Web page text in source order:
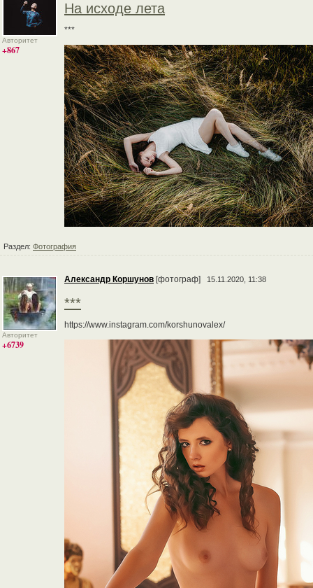
Авторитет
+867
На исходе лета
***
Раздел: Фотография
Авторитет
+6739
Александр Коршунов [фотограф] 15.11.2020, 11:38
***
https://www.instagram.com/korshunovalex/